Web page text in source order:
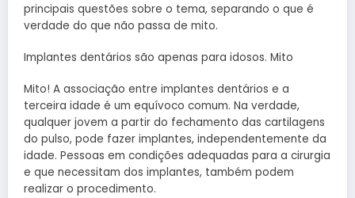
principais questões sobre o tema, separando o que é
verdade do que não passa de mito.
Implantes dentários são apenas para idosos. Mito
Mito! A associação entre implantes dentários e a
terceira idade é um equívoco comum. Na verdade,
qualquer jovem a partir do fechamento das cartilagens
do pulso, pode fazer implantes, independentemente da
idade. Pessoas em condições adequadas para a cirurgia
e que necessitam dos implantes, também podem
realizar o procedimento.